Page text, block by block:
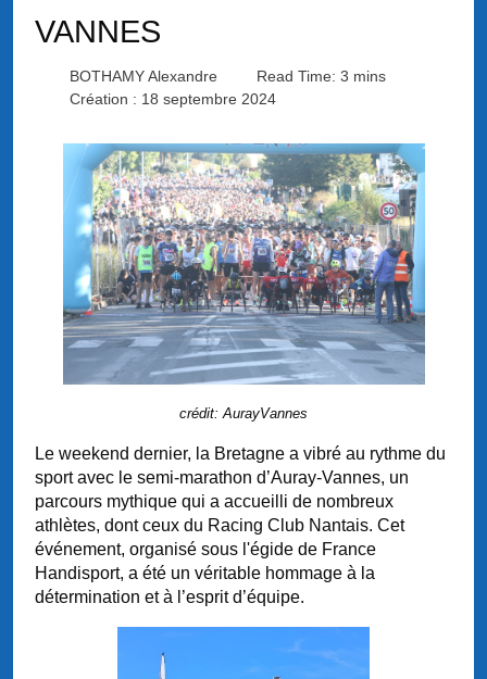
VANNES
BOTHAMY Alexandre
Read Time: 3 mins
Création : 18 septembre 2024
crédit: AurayVannes
Le weekend dernier, la Bretagne a vibré au rythme du
sport avec le semi-marathon d’Auray-Vannes, un
parcours mythique qui a accueilli de nombreux
athlètes, dont ceux du Racing Club Nantais. Cet
événement, organisé sous l'égide de France
Handisport, a été un véritable hommage à la
détermination et à l’esprit d’équipe.